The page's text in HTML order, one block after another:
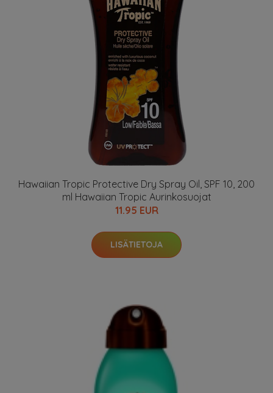
Hawaiian Tropic Protective Dry Spray Oil, SPF 10, 200
ml Hawaiian Tropic Aurinkosuojat
11.95 EUR
LISÄTIETOJA